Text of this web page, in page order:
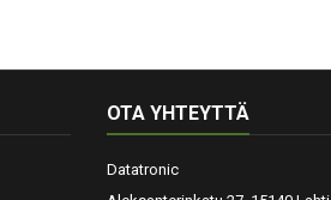
OTA YHTEYTTÄ
Datatronic